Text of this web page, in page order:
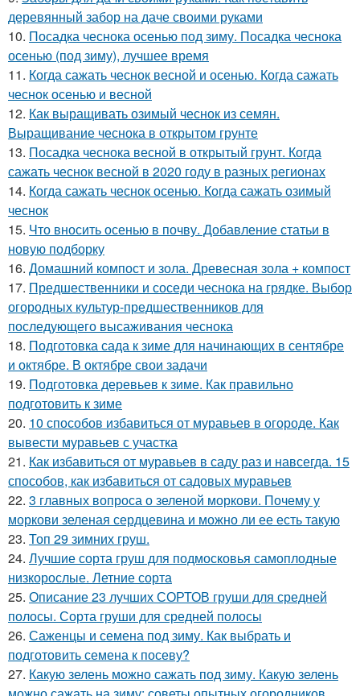
деревянный забор на даче своими руками
10. Посадка чеснока осенью под зиму. Посадка чеснока
осенью (под зиму), лучшее время
11. Когда сажать чеснок весной и осенью. Когда сажать
чеснок осенью и весной
12. Как выращивать озимый чеснок из семян.
Выращивание чеснока в открытом грунте
13. Посадка чеснока весной в открытый грунт. Когда
сажать чеснок весной в 2020 году в разных регионах
14. Когда сажать чеснок осенью. Когда сажать озимый
чеснок
15. Что вносить осенью в почву. Добавление статьи в
новую подборку
16. Домашний компост и зола. Древесная зола + компост
17. Предшественники и соседи чеснока на грядке. Выбор
огородных культур-предшественников для
последующего высаживания чеснока
18. Подготовка сада к зиме для начинающих в сентябре
и октябре. В октябре свои задачи
19. Подготовка деревьев к зиме. Как правильно
подготовить к зиме
20. 10 способов избавиться от муравьев в огороде. Как
вывести муравьев с участка
21. Как избавиться от муравьев в саду раз и навсегда. 15
способов, как избавиться от садовых муравьев
22. 3 главных вопроса о зеленой моркови. Почему у
моркови зеленая сердцевина и можно ли ее есть такую
23. Топ 29 зимних груш.
24. Лучшие сорта груш для подмосковья самоплодные
низкорослые. Летние сорта
25. Описание 23 лучших СОРТОВ груши для средней
полосы. Сорта груши для средней полосы
26. Саженцы и семена под зиму. Как выбрать и
подготовить семена к посеву?
27. Какую зелень можно сажать под зиму. Какую зелень